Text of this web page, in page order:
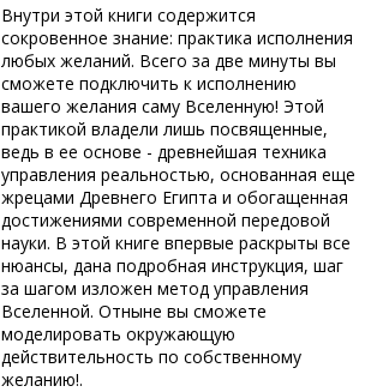
Внутри этой книги содержится
сокровенное знание: практика исполнения
любых желаний. Всего за две минуты вы
сможете подключить к исполнению
вашего желания саму Вселенную! Этой
практикой владели лишь посвященные,
ведь в ее основе - древнейшая техника
управления реальностью, основанная еще
жрецами Древнего Египта и обогащенная
достижениями современной передовой
науки. В этой книге впервые раскрыты все
нюансы, дана подробная инструкция, шаг
за шагом изложен метод управления
Вселенной. Отныне вы сможете
моделировать окружающую
действительность по собственному
желанию!.